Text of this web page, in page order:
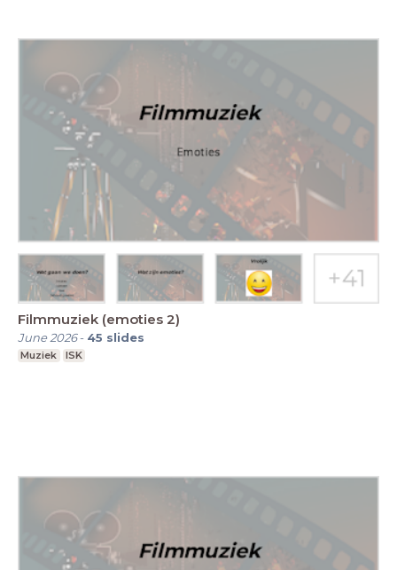
Filmmuziek (emoties 2)
June 2026- 45 slides
Muziek ISK